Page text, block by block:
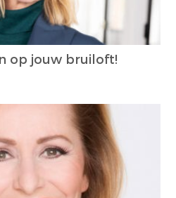
op jouw bruiloft!